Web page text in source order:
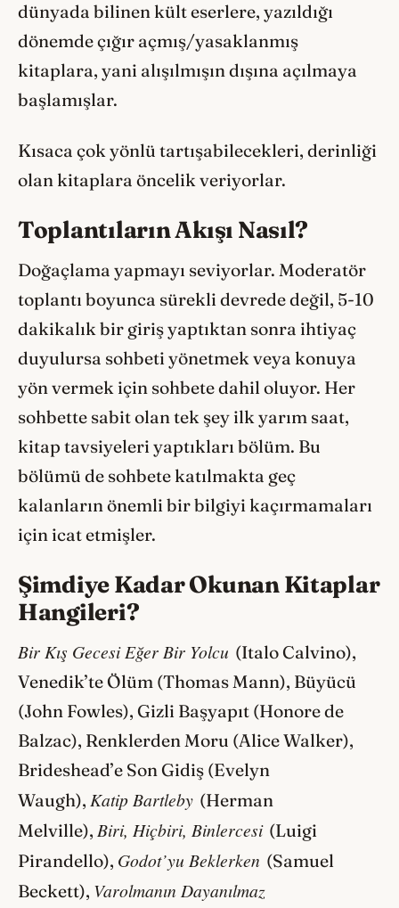
dünyada bilinen kült eserlere, yazıldığı
dönemde çığır açmış/yasaklanmış
kitaplara, yani alışılmışın dışına açılmaya
başlamışlar.
Kısaca çok yönlü tartışabilecekleri, derinliği
olan kitaplara öncelik veriyorlar.
Toplantıların Akışı Nasıl?
Doğaçlama yapmayı seviyorlar. Moderatör
toplantı boyunca sürekli devrede değil, 5-10
dakikalık bir giriş yaptıktan sonra ihtiyaç
duyulursa sohbeti yönetmek veya konuya
yön vermek için sohbete dahil oluyor. Her
sohbette sabit olan tek şey ilk yarım saat,
kitap tavsiyeleri yaptıkları bölüm. Bu
bölümü de sohbete katılmakta geç
kalanların önemli bir bilgiyi kaçırmamaları
için icat etmişler.
Şimdiye Kadar Okunan Kitaplar
Hangileri?
Bir Kış Gecesi Eğer Bir Yolcu (Italo Calvino),
Venedik’te Ölüm (Thomas Mann), Büyücü
(John Fowles), Gizli Başyapıt (Honore de
Balzac), Renklerden Moru (Alice Walker),
Brideshead’e Son Gidiş (Evelyn
Waugh), Katip Bartleby (Herman
Melville), Biri, Hiçbiri, Binlercesi (Luigi
Pirandello), Godot’yu Beklerken (Samuel
Beckett), Varolmanın Dayanılmaz